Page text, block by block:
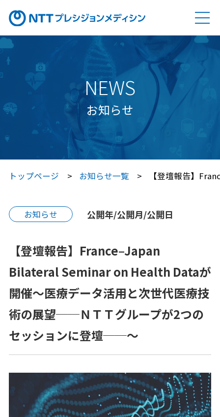
ソリューション SOLUTION
Genovision（ゲノビジョン）
Genovision Dock®（ゲノビジョン ドック）
Genovision PGx
（ゲノビジョン ピージーエックス）
特定保健指導サービス
Japan プレシジョン・メディシン
Japan プレシジョン・メディシン
NTTコホート（就業世代の遺伝子・健診・
健康経営®サービス
健康経営®コンサルティング
メンタルスキル向上研修
女性の健康リテラシー研修
動けるからだづくり研修
糖質コントロール研修
NEWS
お知らせ
トップページ お知らせ一覧 【登壇報告】
お知らせ 公開年/公開月/公開日
【登壇報告】France–Japan
Bilateral Seminar on Health Dataが
開催～医療データ活用と次世代医療技
術の展望──ＮＴＴグループが2つの
セッションに登壇──～